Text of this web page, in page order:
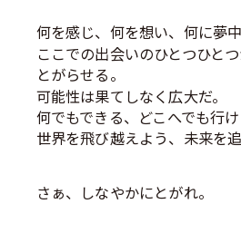
冬のわくわく体験教室の開催
「教員紹介ページ」がアップされまし
臨時休校のお知らせ
何を感じ、何を想い、何に夢
ここでの出会いのひとつひと
とがらせる。
可能性は果てしなく広大だ。
何でもできる、どこへでも行け
世界を飛び越えよう、未来を追
さぁ、しなやかにとがれ。